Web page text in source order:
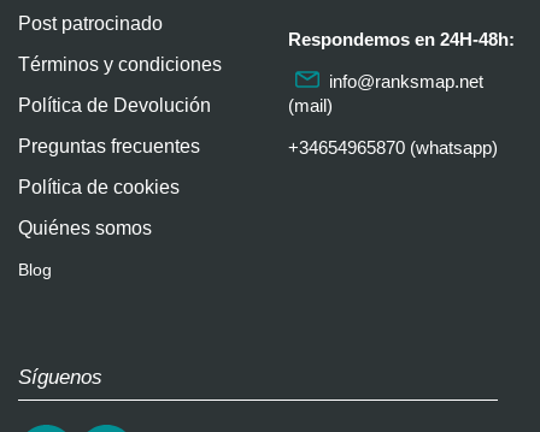
Post patrocinado
Términos y condiciones
Política de Devolución
Preguntas frecuentes
Política de cookies
Quiénes somos
Blog
Respondemos en 24H-48h:
info@ranksmap.net
(mail)
+34654965870 (whatsapp)
Síguenos